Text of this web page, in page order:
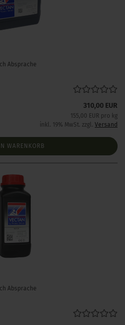
Absprache
310,00 EUR
155,00 EUR pro kg
inkl. 19% MwSt. zzgl. Versand
WARENKORB
Absprache